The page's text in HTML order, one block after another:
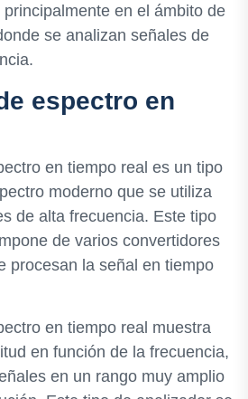
en el ámbito de
se analizan señales de
espectro en
en tiempo real es un tipo
moderno que se utiliza
de alta frecuencia. Este tipo
de varios convertidores
procesan la señal en tiempo
en tiempo real muestra
en función de la frecuencia,
en un rango muy amplio